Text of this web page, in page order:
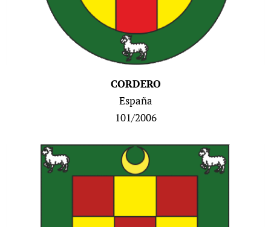
CORDERO
España
101/2006